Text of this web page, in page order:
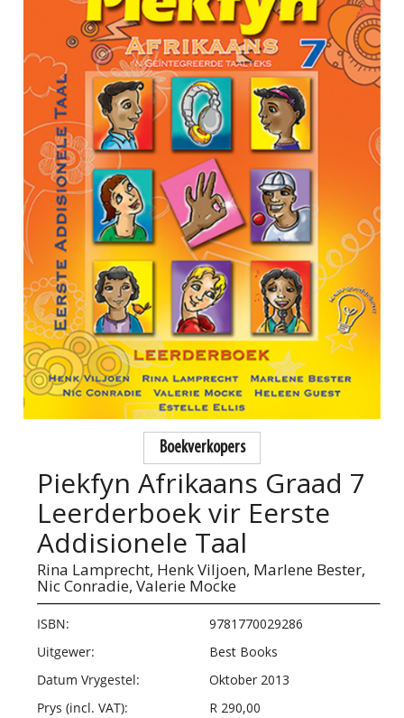
Boekverkopers
Piekfyn Afrikaans Graad 7
Leerderboek vir Eerste
Addisionele Taal
Rina Lamprecht, Henk Viljoen, Marlene Bester,
Nic Conradie, Valerie Mocke
ISBN:
9781770029286
Uitgewer:
Best Books
Datum Vrygestel:
Oktober 2013
Prys (incl. VAT):
R 290,00